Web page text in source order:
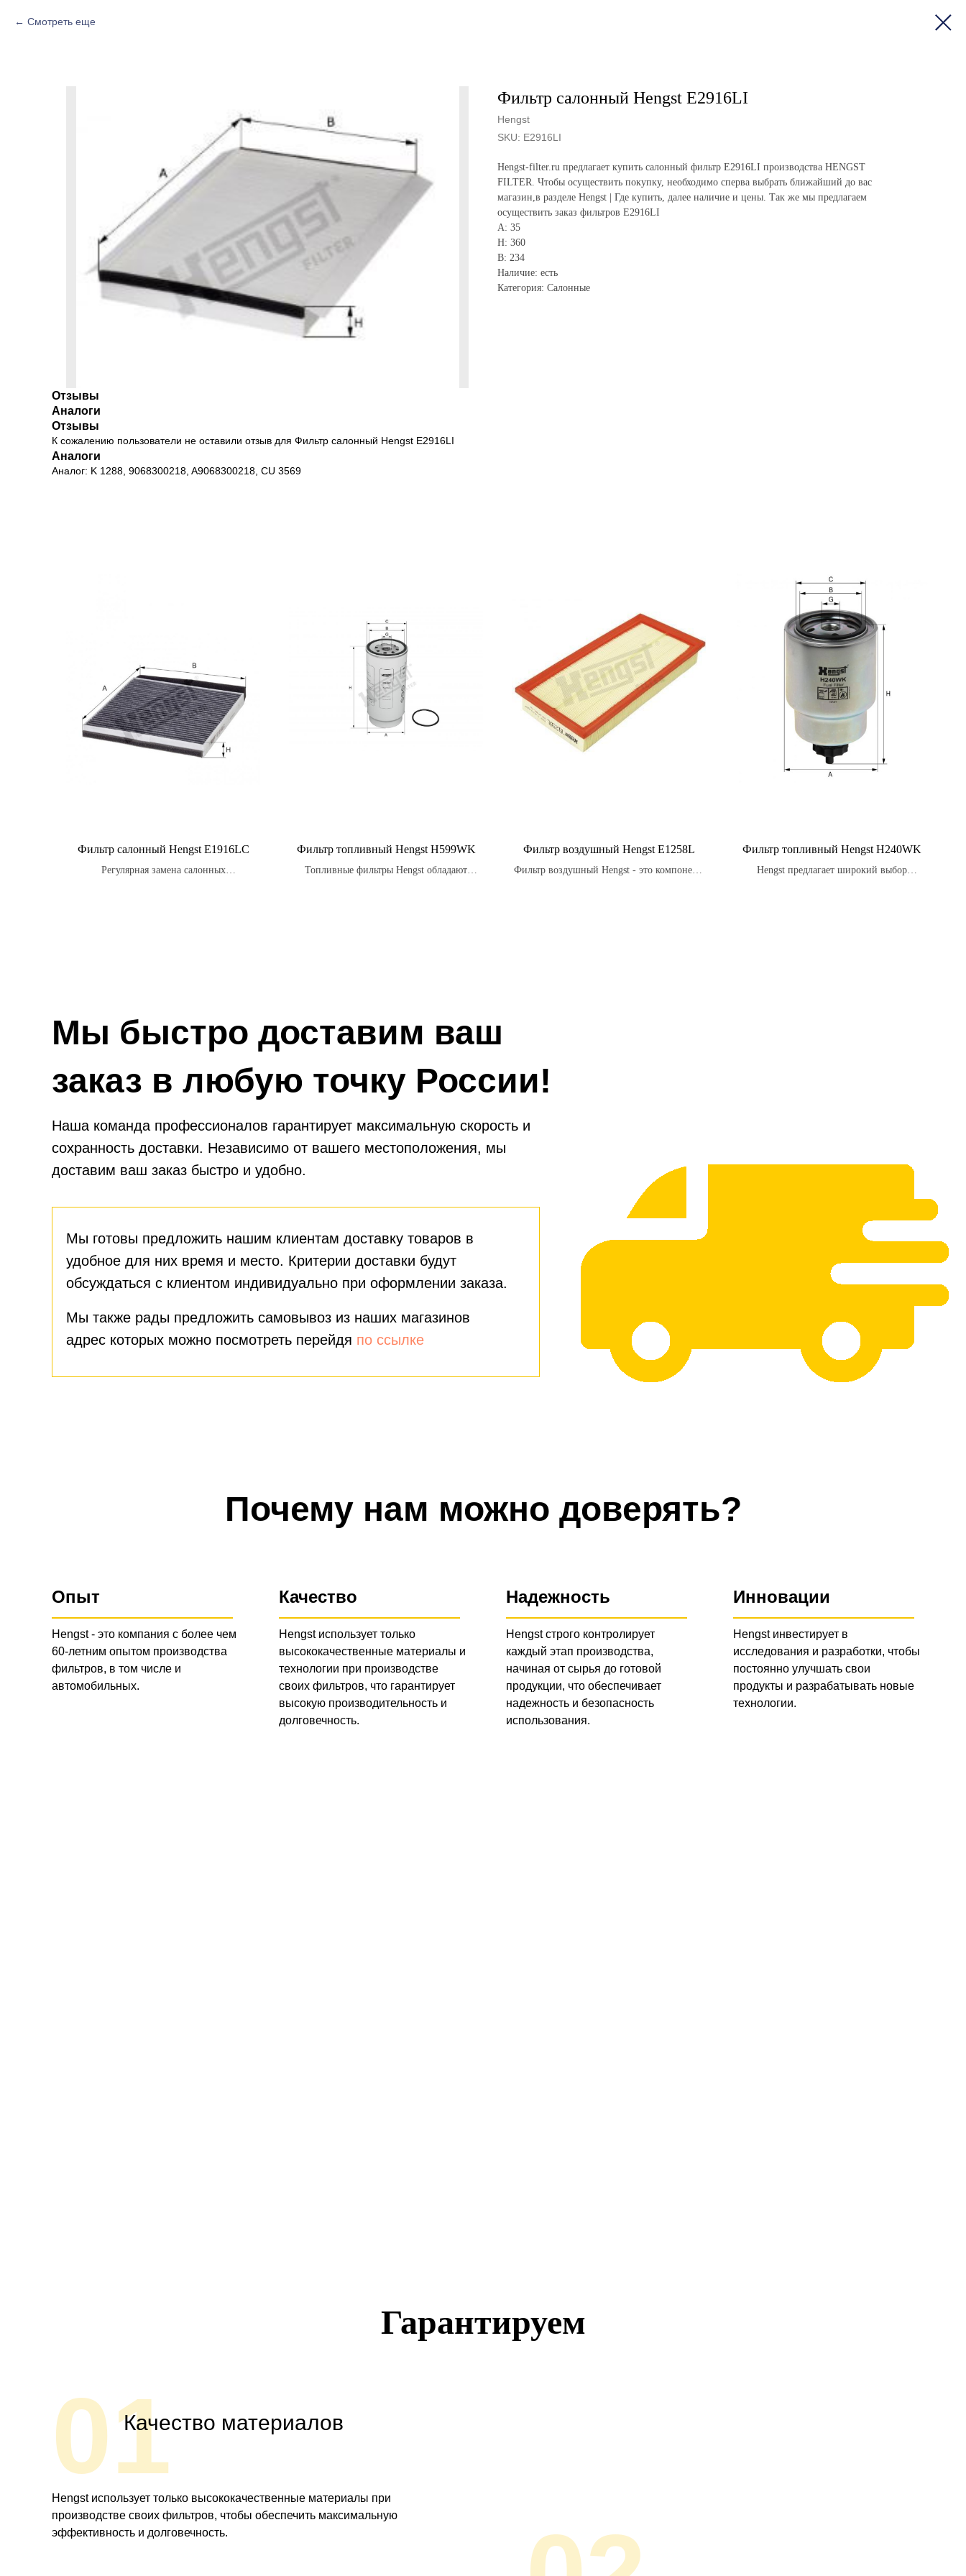
Смотреть еще
Фильтр салонный Hengst E2916LI
Hengst
SKU: E2916LI
Hengst-filter.ru предлагает купить салонный фильтр E2916LI производства HENGST
FILTER. Чтобы осуществить покупку, необходимо сперва выбрать ближайший до вас
магазин,в разделе Hengst | Где купить, далее наличие и цены. Так же мы предлагаем
осуществить заказ фильтров E2916LI
A: 35
H: 360
B: 234
Наличие: есть
Категория: Салонные
Отзывы
Аналоги
Отзывы
К сожалению пользователи не оставили отзыв для Фильтр салонный Hengst E2916LI
Аналоги
Аналог: K 1288, 9068300218, A9068300218, CU 3569
Фильтр салонный Hengst E1916LC
Регулярная замена салонных
Фильтр топливный Hengst H599WK
Топливные фильтры Hengst обладают
Фильтр воздушный Hengst E1258L
Фильтр воздушный Hengst - это компонент,
Фильтр топливный Hengst H240WK
Hengst предлагает широкий выбор
Мы быстро доставим ваш
заказ в любую точку России!
Мы готовы предложить нашим клиентам доставку товаров в
удобное для них время и место. Критерии доставки будут
обсуждаться с клиентом индивидуально при оформлении заказа.
Мы также рады предложить самовывоз из наших магазинов
адрес которых можно посмотреть перейдя по ссылке
Наша команда профессионалов гарантирует максимальную скорость и
сохранность доставки. Независимо от вашего местоположения, мы
доставим ваш заказ быстро и удобно.
Почему нам можно доверять?
Опыт
Hengst - это компания с более чем
60-летним опытом производства
фильтров, в том числе и
автомобильных.
Качество Надежность
Hengst использует только
высококачественные материалы и
технологии при производстве
своих фильтров, что гарантирует
высокую производительность и
долговечность.
Инновации
Hengst строго контролирует
каждый этап производства,
начиная от сырья до готовой
продукции, что обеспечивает
надежность и безопасность
использования.
Hengst инвестирует в
исследования и разработки, чтобы
постоянно улучшать свои
продукты и разрабатывать новые
технологии.
Гарантируем
01Качество материалов
Hengst использует только высококачественные материалы при
производстве своих фильтров, чтобы обеспечить максимальную
эффективность и долговечность.